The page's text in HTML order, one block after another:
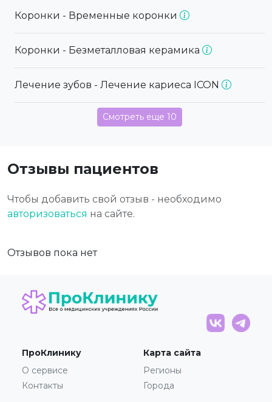
Коронки - Временные коронки
Коронки - Безметалловая керамика
Лечение зубов - Лечение кариеса ICON
Смотреть еще 10
Отзывы пациентов
Чтобы добавить свой отзыв - необходимо
авторизоваться на сайте.
Отзывов пока нет
ПроКлинику
О сервисе
Контакты
Карта сайта
Регионы
Города